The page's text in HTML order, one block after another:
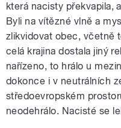
která nacisty překvapila,
Byli na vítězné vlně a
zlikvidovat obec, včetně
celá krajina dostala jiný
nařízeno, to hrálo u
dokonce i v neutrálních
středoevropském
neodehrálo. Nacisté se